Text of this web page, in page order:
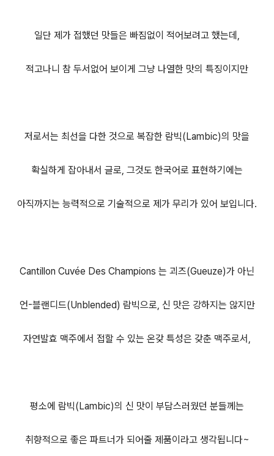
일단 제가 접했던 맛들은 빠짐없이 적어보려고 했는데,
적고나니 참 두서없어 보이게 그냥 나열한 맛의 특징이지만
저로서는 최선을 다한 것으로 복잡한 람빅(Lambic)의 맛을
확실하게 잡아내서 글로, 그것도 한국어로 표현하기에는
아직까지는 능력적으로 기술적으로 제가 무리가 있어 보입니다.
Cantillon Cuvée Des Champions 는 괴즈(Gueuze)가 아닌
언-블랜디드(Unblended) 람빅으로, 신 맛은 강하지는 않지만
자연발효 맥주에서 접할 수 있는 온갖 특성은 갖춘 맥주로서,
평소에 람빅(Lambic)의 신 맛이 부담스러웠던 분들께는
취향적으로 좋은 파트너가 되어줄 제품이라고 생각됩니다~